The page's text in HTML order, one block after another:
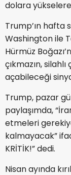
dolara
Trump’ın hafta
Washington ile
Hürmüz
çıkmazın,
açabileceği
Trump, pazar
paylaşımda,
etmeleri
kalmayacak”
KRİTİK!” dedi.
Nisan ayında